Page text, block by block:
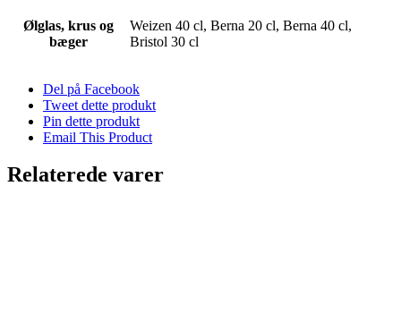
Ølglas, krus og
bæger
Weizen 40 cl, Berna 20 cl, Berna 40 cl,
Bristol 30 cl
Del på Facebook
Tweet dette produkt
Pin dette produkt
Email This Product
Relaterede varer